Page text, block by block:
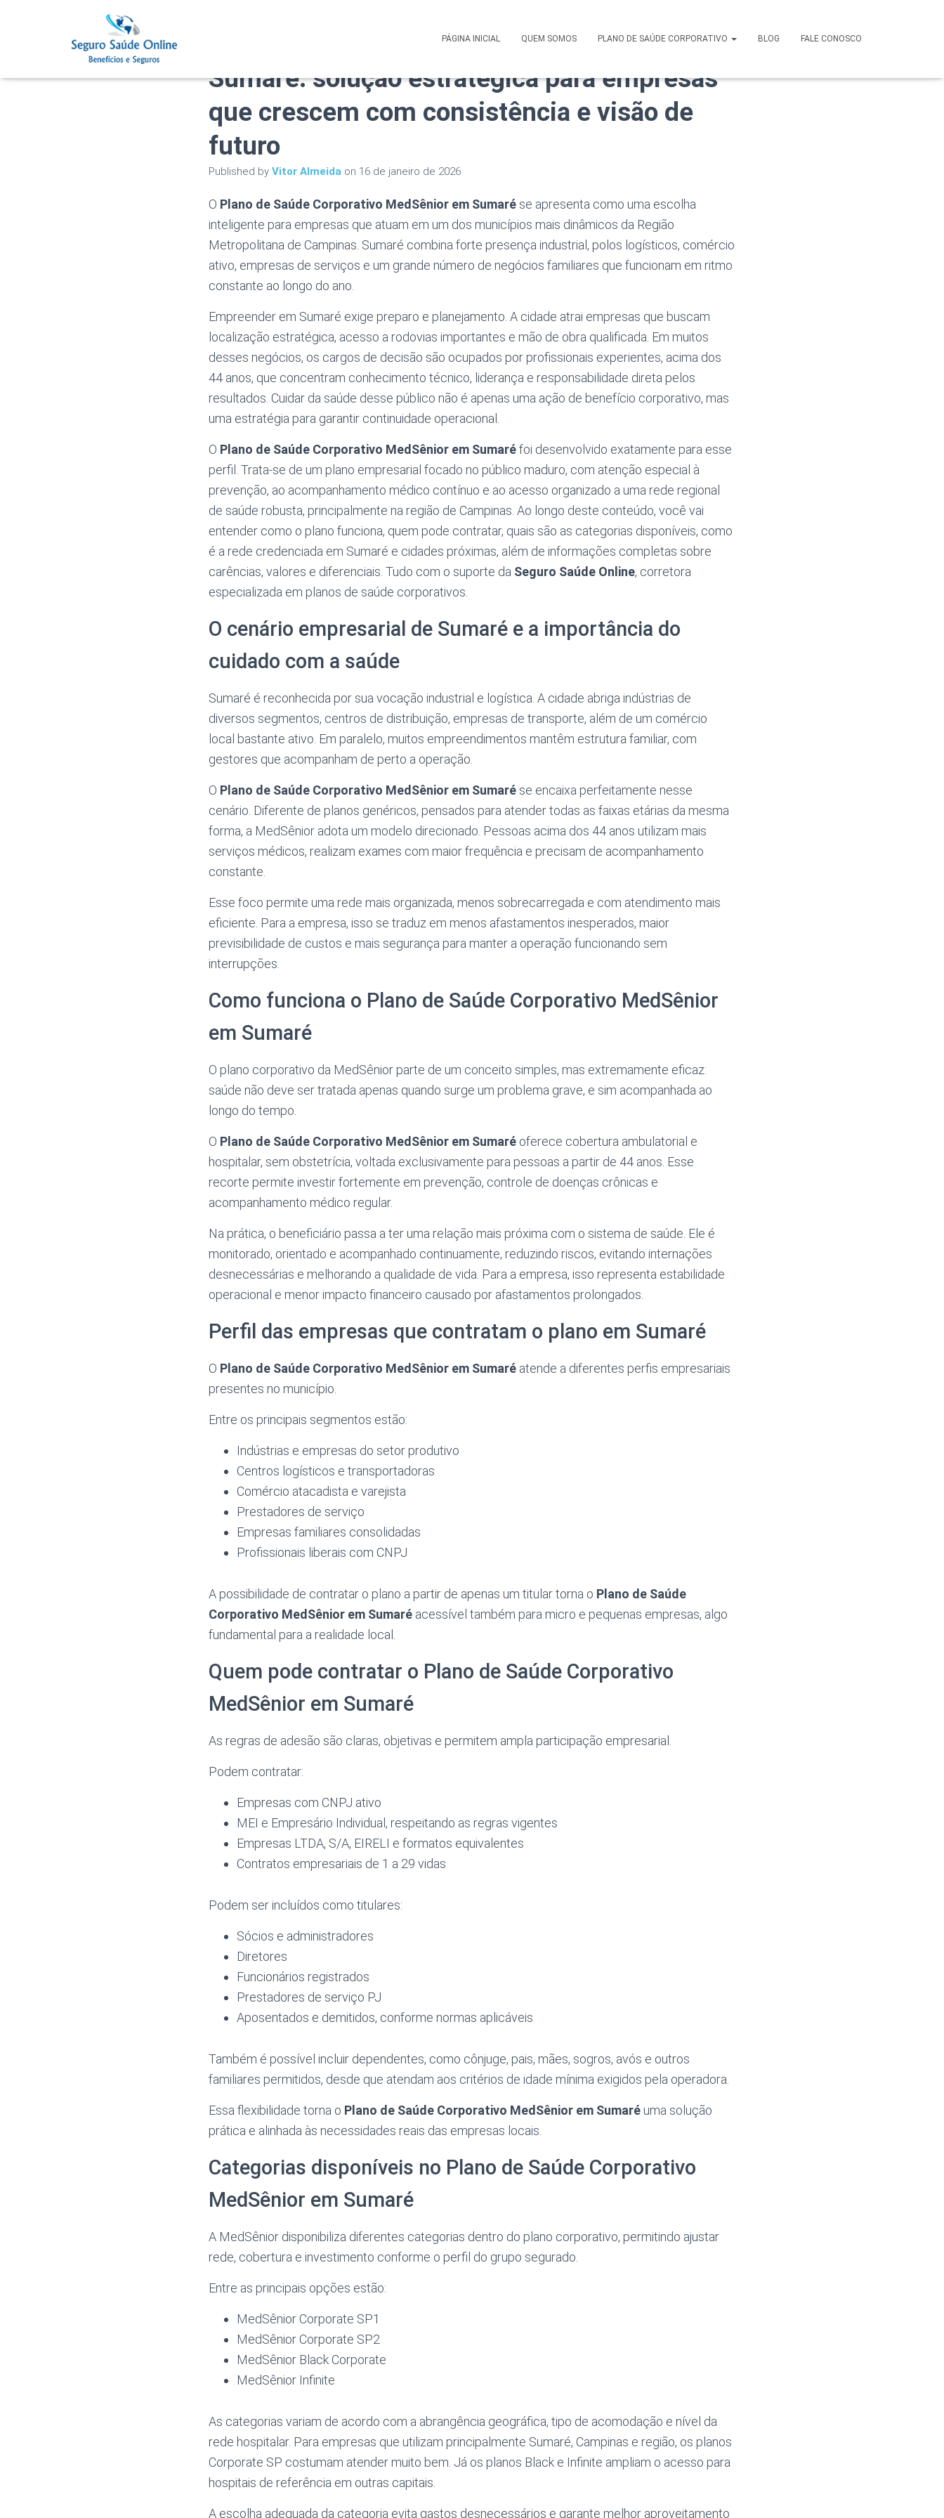
PÁGINA INICIAL QUEM SOMOS PLANO DE SAÚDE CORPORATIVO BLOG FALE CONOSCO
Plano de Saúde Corporativo MedSênior em
Sumaré: solução estratégica para empresas
que crescem com consistência e visão de
futuro
Published by Vitor Almeida on 16 de janeiro de 2026
O Plano de Saúde Corporativo MedSênior em Sumaré se apresenta como uma escolha
inteligente para empresas que atuam em um dos municípios mais dinâmicos da Região
Metropolitana de Campinas. Sumaré combina forte presença industrial, polos logísticos, comércio
ativo, empresas de serviços e um grande número de negócios familiares que funcionam em ritmo
constante ao longo do ano.
Empreender em Sumaré exige preparo e planejamento. A cidade atrai empresas que buscam
localização estratégica, acesso a rodovias importantes e mão de obra qualificada. Em muitos
desses negócios, os cargos de decisão são ocupados por profissionais experientes, acima dos
44 anos, que concentram conhecimento técnico, liderança e responsabilidade direta pelos
resultados. Cuidar da saúde desse público não é apenas uma ação de benefício corporativo, mas
uma estratégia para garantir continuidade operacional.
O Plano de Saúde Corporativo MedSênior em Sumaréfoi desenvolvido exatamente para esse
perfil. Trata-se de um plano empresarial focado no público maduro, com atenção especial à
prevenção, ao acompanhamento médico contínuo e ao acesso organizado a uma rede regional
de saúde robusta, principalmente na região de Campinas. Ao longo deste conteúdo, você vai
entender como o plano funciona, quem pode contratar, quais são as categorias disponíveis, como
é a rede credenciada em Sumaré e cidades próximas, além de informações completas sobre
carências, valores e diferenciais. Tudo com o suporte da Seguro Saúde Online, corretora
especializada em planos de saúde corporativos.
O cenário empresarial de Sumaré e a importância do
cuidado com a saúde
Sumaré é reconhecida por sua vocação industrial e logística. A cidade abriga indústrias de
diversos segmentos, centros de distribuição, empresas de transporte, além de um comércio
local bastante ativo. Em paralelo, muitos empreendimentos mantêm estrutura familiar, com
gestores que acompanham de perto a operação.
O Plano de Saúde Corporativo MedSênior em Sumaré se encaixa perfeitamente nesse
cenário. Diferente de planos genéricos, pensados para atender todas as faixas etárias da mesma
forma, a MedSênior adota um modelo direcionado. Pessoas acima dos 44 anos utilizam mais
serviços médicos, realizam exames com maior frequência e precisam de acompanhamento
constante.
Esse foco permite uma rede mais organizada, menos sobrecarregada e com atendimento mais
eficiente. Para a empresa, isso se traduz em menos afastamentos inesperados, maior
previsibilidade de custos e mais segurança para manter a operação funcionando sem
interrupções.
Como funciona o Plano de Saúde Corporativo MedSênior
em Sumaré
O plano corporativo da MedSênior parte de um conceito simples, mas extremamente eficaz:
saúde não deve ser tratada apenas quando surge um problema grave, e sim acompanhada ao
longo do tempo.
O Plano de Saúde Corporativo MedSênior em Sumaré oferece cobertura ambulatorial e
hospitalar, sem obstetrícia, voltada exclusivamente para pessoas a partir de 44 anos. Esse
recorte permite investir fortemente em prevenção, controle de doenças crônicas e
acompanhamento médico regular.
Na prática, o beneficiário passa a ter uma relação mais próxima com o sistema de saúde. Ele é
monitorado, orientado e acompanhado continuamente, reduzindo riscos, evitando internações
desnecessárias e melhorando a qualidade de vida. Para a empresa, isso representa estabilidade
operacional e menor impacto financeiro causado por afastamentos prolongados.
Perfil das empresas que contratam o plano em Sumaré
O Plano de Saúde Corporativo MedSênior em Sumaré atende a diferentes perfis empresariais
presentes no município.
Entre os principais segmentos estão:
Indústrias e empresas do setor produtivo
Centros logísticos e transportadoras
Comércio atacadista e varejista
Prestadores de serviço
Empresas familiares consolidadas
Profissionais liberais com CNPJ
A possibilidade de contratar o plano a partir de apenas um titular torna o Plano de Saúde
Corporativo MedSênior em Sumaré acessível também para micro e pequenas empresas, algo
fundamental para a realidade local.
Quem pode contratar o Plano de Saúde Corporativo
MedSênior em Sumaré
As regras de adesão são claras, objetivas e permitem ampla participação empresarial.
Podem contratar:
Empresas com CNPJ ativo
MEI e Empresário Individual, respeitando as regras vigentes
Empresas LTDA, S/A, EIRELI e formatos equivalentes
Contratos empresariais de 1 a 29 vidas
Podem ser incluídos como titulares:
Sócios e administradores
Diretores
Funcionários registrados
Prestadores de serviço PJ
Aposentados e demitidos, conforme normas aplicáveis
Também é possível incluir dependentes, como cônjuge, pais, mães, sogros, avós e outros
familiares permitidos, desde que atendam aos critérios de idade mínima exigidos pela operadora.
Essa flexibilidade torna o Plano de Saúde Corporativo MedSênior em Sumaré uma solução
prática e alinhada às necessidades reais das empresas locais.
Categorias disponíveis no Plano de Saúde Corporativo
MedSênior em Sumaré
A MedSênior disponibiliza diferentes categorias dentro do plano corporativo, permitindo ajustar
rede, cobertura e investimento conforme o perfil do grupo segurado.
Entre as principais opções estão:
MedSênior Corporate SP1
MedSênior Corporate SP2
MedSênior Black Corporate
MedSênior Infinite
As categorias variam de acordo com a abrangência geográfica, tipo de acomodação e nível da
rede hospitalar. Para empresas que utilizam principalmente Sumaré, Campinas e região, os planos
Corporate SP costumam atender muito bem. Já os planos Black e Infinite ampliam o acesso para
hospitais de referência em outras capitais.
A escolha adequada da categoria evita gastos desnecessários e garante melhor aproveitamento